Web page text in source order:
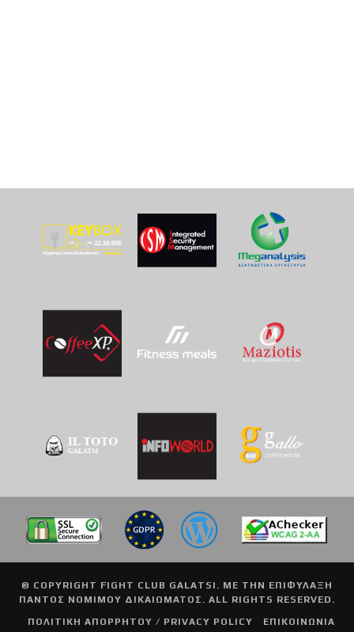
© COPYRIGHT FIGHT CLUB GALATSI . ΜΕ ΤΗΝ ΕΠΙΦΥΛΑΞΗ
ΠΑΝΤΟΣ ΝΟΜΙΜΟΥ ΔΙΚΑΙΩΜΑΤΟΣ. ALL RIGHTS RESERVED.
ΠΟΛΙΤΙΚΗ ΑΠΟΡΡΗΤΟΥ / PRIVACY POLICY
ΕΠΙΚΟΙΝΩΝΙΑ